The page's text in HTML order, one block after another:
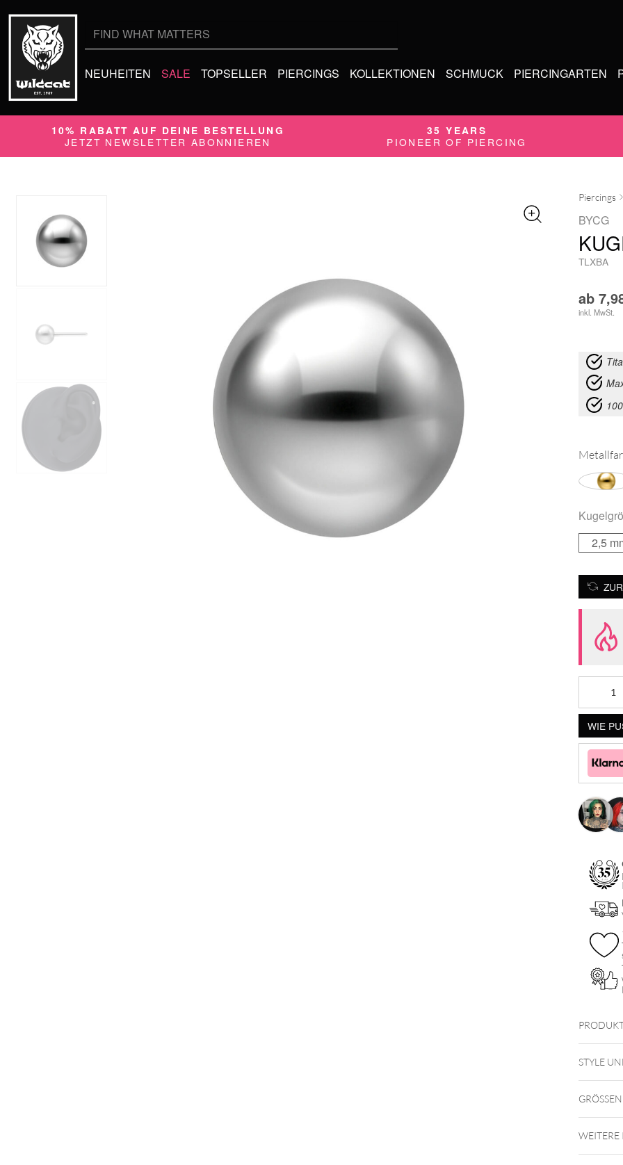
NEUHEITEN SALE TOPSELLER PIERCINGS KOLLEKTIONEN SCHMUCK PIERCINGARTEN
10% RABATT AUF DEINE BESTELLUNG
JETZT NEWSLETTER ABONNIEREN
35 YEARS
PIONEER OF PIERCING
Piercings
BYCG
TLXBA
ab
inkl. MwSt.
2,5
WIE
von 1.2
STYLE